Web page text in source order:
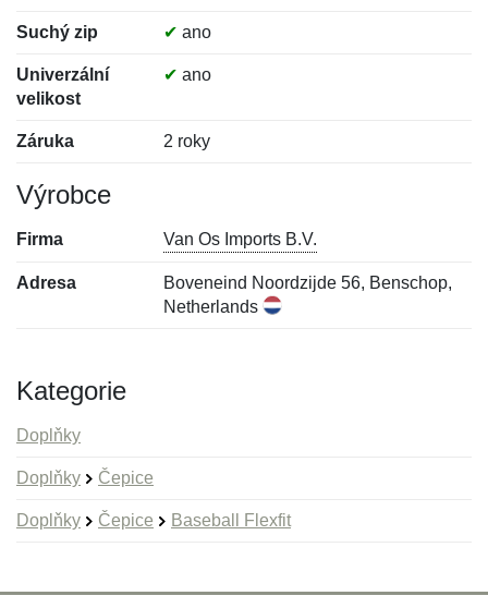
Suchý zip ✔ ano
Univerzální
velikost
✔ ano
Záruka 2 roky
Výrobce
Firma Van Os Imports B.V.
Adresa
Boveneind Noordzijde 56, Benschop,
Netherlands
Kategorie
Doplňky
Doplňky Čepice
Doplňky Čepice Baseball Flexfit